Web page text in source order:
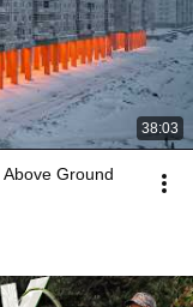
38:03
Ground